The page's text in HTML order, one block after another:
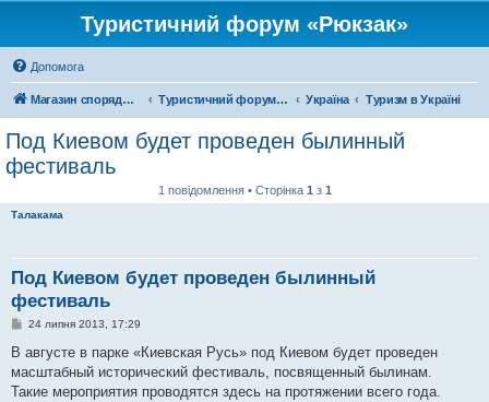
Туристичний форум «Рюкзак»
Допомога
Магазин спорядження Туристичний форум «Рюкзак» Україна Туризм в Україні
Под Киевом будет проведен былинный
фестиваль
1 повідомлення • Сторінка 1 з 1
Талакама
Под Киевом будет проведен былинный
фестиваль
П
в
д
о
24 липня 2013, 17:29
В августе в парке «Киевская Русь» под Киевом будет проведен
масштабный исторический фестиваль, посвященный былинам.
Такие мероприятия проводятся здесь на протяжении всего года.